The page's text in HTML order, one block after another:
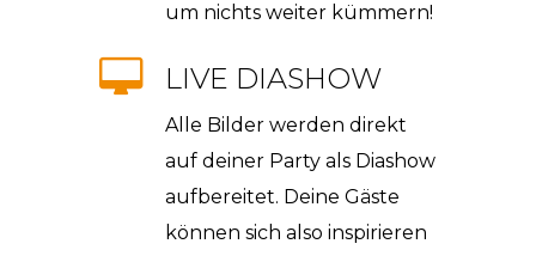
um nichts weiter kümmern!
LIVE DIASHOW
Alle Bilder werden direkt
auf deiner Party als Diashow
aufbereitet. Deine Gäste
können sich also inspirieren